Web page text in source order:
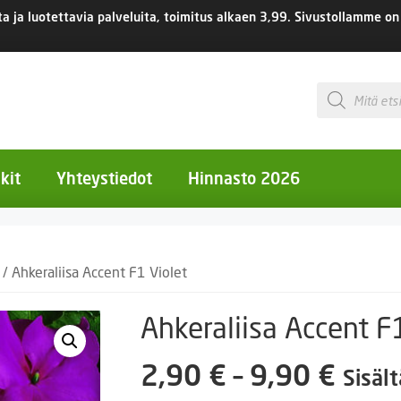
ja luotettavia palveluita, toimitus alkaen 3,99. Sivustollamme
Products
search
kukat
Ruukut
Yhteystiedot Hinnasto 2026
/ Ahkeraliisa Accent F1 Violet
Ahkeraliisa Accent
2,90 € – 9,90 €